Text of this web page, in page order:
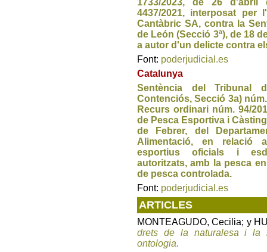
1733/2023, de 26
4437/2021, interposat per
Cantàbric SA, contra la
de León (Secció 3ª), de 18
a autor d'un delicte contra
Font: poderjudicial.es
Catalunya
Sentència del Tribunal
Contenciós, Secció 3a)
Recurs ordinari núm. 94/
de Pesca Esportiva i
de Febrer, del
Alimentació, en relació
esportius oficials i
autoritzats, amb la pesca
de pesca controlada.
Font: poderjudicial.es
ARTICLES
MONTEAGUDO, Cecilia; y
drets de la naturalesa i la
ontologia.